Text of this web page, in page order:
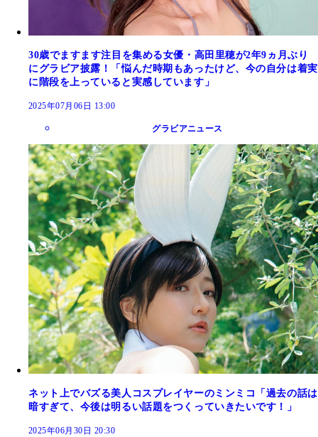
30歳でますます注目を集める女優・高田里穂が2年9ヵ月ぶり
にグラビア披露！「悩んだ時期もあったけど、今の自分は着実
に階段を上っていると実感しています」
2025年07月06日 13:00
グラビアニュース
ネット上でバズる美人コスプレイヤーのミンミコ「過去の話は
暗すぎて、今後は明るい話題をつくっていきたいです！」
2025年06月30日 20:30